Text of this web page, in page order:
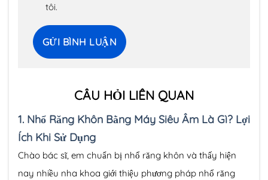
tôi.
CÂU HỎI LIÊN QUAN
1. Nhổ Răng Khôn Bằng Máy Siêu Âm Là Gì? Lợi
Ích Khi Sử Dụng
Chào bác sĩ, em chuẩn bị nhổ răng khôn và thấy hiện
nay nhiều nha khoa giới thiệu phương pháp nhổ răng